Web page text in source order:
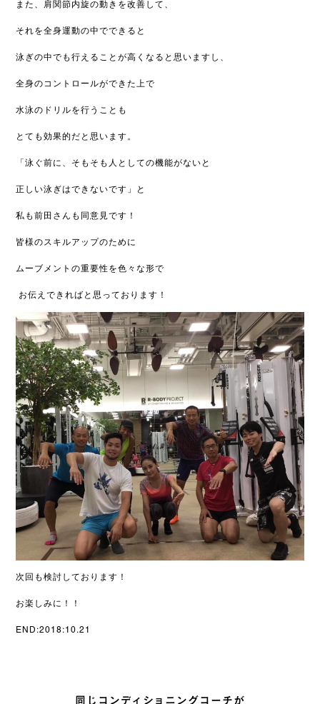
また、肩関節内旋の動きを改善して、
それを全身運動の中でできると
泳ぎの中でも行えることが高くなると思いますし、
全身のコントロールができた上で
水泳のドリルを行うことも
とても効果的だと思います。
「泳ぐ前に、そもそも人としての機能がないと
正しい泳ぎはできないです」と
私も前田さんも同意見です！
皆様のスキルアップのために
ムーブメントの重要性を色々な形で
お伝えできればと思っております！
次回も検討しております！
お楽しみに！！
END:2018:10.21
同じコンディショニングコーチが